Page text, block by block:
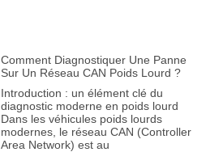
Comment Diagnostiquer Une Panne
Sur Un Réseau CAN Poids Lourd ?
Introduction : un élément clé du
diagnostic moderne en poids lourd
Dans les véhicules poids lourds
modernes, le réseau CAN (Controller
Area Network) est au